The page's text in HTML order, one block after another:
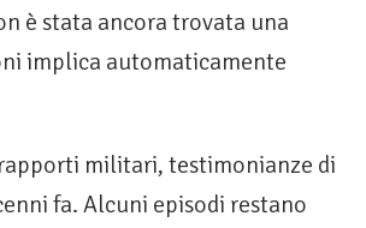
è stata ancora trovata una
implica automaticamente
militari, testimonianze di
fa. Alcuni episodi restano